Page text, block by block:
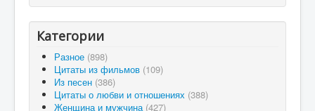
Категории
Разное (898)
Цитаты из фильмов (109)
Из песен (386)
Цитаты о любви и отношениях (388)
Женщина и мужчина (427)